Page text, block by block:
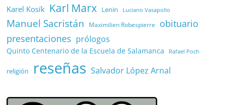
Karel Kosík Karl Marx Lenin Luciano Vasapollo
Manuel Sacristán Maximilien Robespierre
obituario
presentaciones prólogos
Quinto Centenario de la Escuela de Salamanca Rafael Poch
religión reseñas Salvador López Arnal